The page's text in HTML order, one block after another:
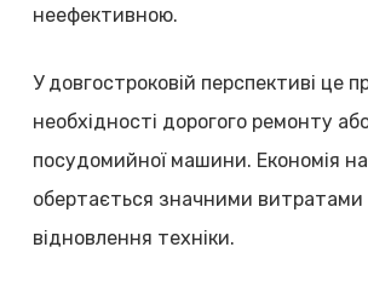
неефективною.
У довгостроковій перспективі це
необхідності дорогого ремонту
посудомийної машини. Економія на
обертається значними витратами
відновлення техніки.